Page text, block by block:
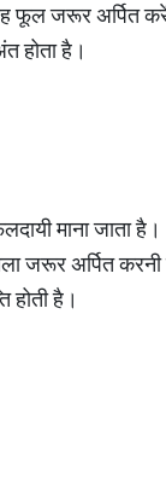
फूल जरूर अर्पित
होता है।
माना जाता है।
जरूर अर्पित करनी
होती है।